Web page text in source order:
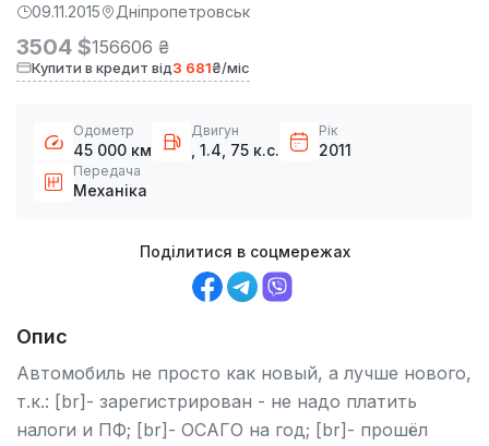
09.11.2015 Дніпропетровськ
3504 $156606 ₴
Купити в кредит від3 681₴/міс
Одометр
45 000 км
Двигун
, 1.4, 75 к.с.
Рік
2011
Передача
Механіка
Поділитися в соцмережах
Опис
Автомобиль не просто как новый, а лучше нового,
т.к.: [br]- зарегистрирован - не надо платить
налоги и ПФ; [br]- ОСАГО на год; [br]- прошёл